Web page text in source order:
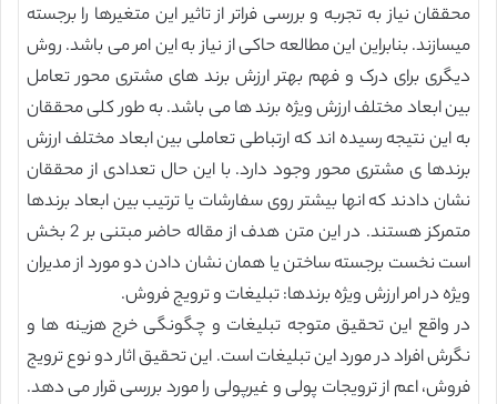
محققان نیاز به تجربه و بررسی فراتر از تاثیر این متغیرها را برجسته
میسازند. بنابراین این مطالعه حاکی از نیاز به این امر می باشد. روش
دیگری برای درک و فهم بهتر ارزش برند های مشتری محور تعامل
بین ابعاد مختلف ارزش ویژه برند ها می باشد. به طور کلی محققان
به این نتیجه رسیده اند که ارتباطی تعاملی بین ابعاد مختلف ارزش
برندها ی مشتری محور وجود دارد. با این حال تعدادی از محققان
نشان دادند که انها بیشتر روی سفارشات یا ترتیب بین ابعاد برندها
متمرکز هستند. در این متن هدف از مقاله حاضر مبتنی بر 2 بخش
است نخست برجسته ساختن یا همان نشان دادن دو مورد از مدیران
ویژه در امر ارزش ویژه برندها: تبلیغات و ترویج فروش.
در واقع این تحقیق متوجه تبلیغات و چگونگی خرج هزینه ها و
نگرش افراد در مورد این تبلیغات است. این تحقیق اثار دو نوع ترویج
فروش، اعم از ترویجات پولی و غیرپولی را مورد بررسی قرار می دهد.